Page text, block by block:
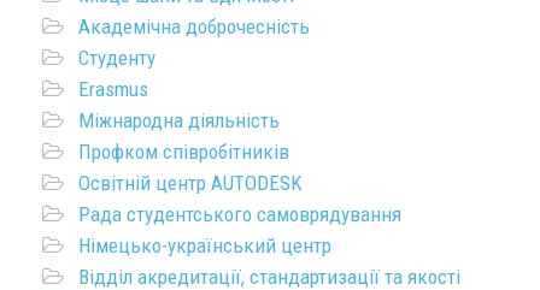
Академічна доброчесність
Студенту
Erasmus
Міжнародна діяльність
Профком співробітників
Освітній центр AUTODESK
Рада студентського самоврядування
Німецько-український центр
Відділ акредитації, стандартизації та якості